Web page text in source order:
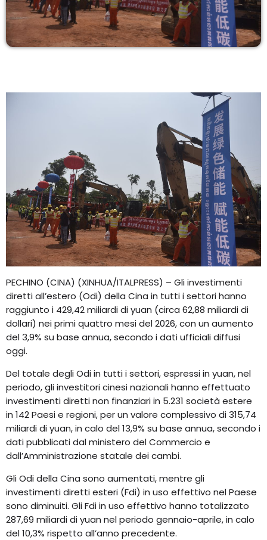
PECHINO (CINA) (XINHUA/ITALPRESS) – Gli investimenti
diretti all’estero (Odi) della Cina in tutti i settori hanno
raggiunto i 429,42 miliardi di yuan (circa 62,88 miliardi di
dollari) nei primi quattro mesi del 2026, con un aumento
del 3,9% su base annua, secondo i dati ufficiali diffusi
oggi.
Del totale degli Odi in tutti i settori, espressi in yuan, nel
periodo, gli investitori cinesi nazionali hanno effettuato
investimenti diretti non finanziari in 5.231 società estere
in 142 Paesi e regioni, per un valore complessivo di 315,74
miliardi di yuan, in calo del 13,9% su base annua, secondo i
dati pubblicati dal ministero del Commercio e
dall’Amministrazione statale dei cambi.
Gli Odi della Cina sono aumentati, mentre gli
investimenti diretti esteri (Fdi) in uso effettivo nel Paese
sono diminuiti. Gli Fdi in uso effettivo hanno totalizzato
287,69 miliardi di yuan nel periodo gennaio-aprile, in calo
del 10,3% rispetto all’anno precedente.